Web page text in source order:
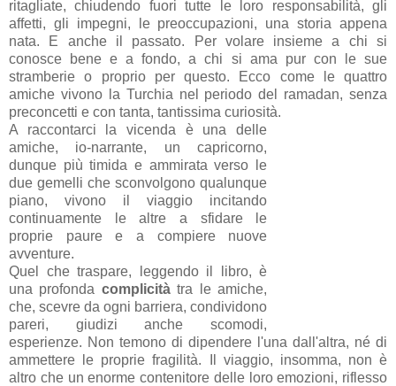
ritagliate, chiudendo fuori tutte le loro responsabilità, gli
affetti, gli impegni, le preoccupazioni, una storia appena
nata. E anche il passato. Per volare insieme a chi si
conosce bene e a fondo, a chi si ama pur con le sue
stramberie o proprio per questo. Ecco come le quattro
amiche vivono la Turchia nel periodo del ramadan, senza
preconcetti e con tanta, tantissima curiosità.
A raccontarci la vicenda è una delle
amiche, io-narrante, un capricorno,
dunque più timida e ammirata verso le
due gemelli che sconvolgono qualunque
piano, vivono il viaggio incitando
continuamente le altre a sfidare le
proprie paure e a compiere nuove
avventure.
Quel che traspare, leggendo il libro, è
una profonda complicitàtra le amiche,
che, scevre da ogni barriera, condividono
pareri, giudizi anche scomodi,
esperienze. Non temono di dipendere l'una dall'altra, né di
ammettere le proprie fragilità. Il viaggio, insomma, non è
altro che un enorme contenitore delle loro emozioni, riflesso